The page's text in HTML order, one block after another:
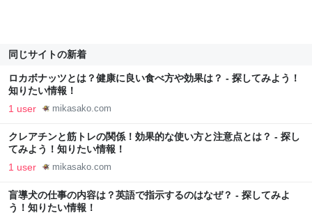
同じサイトの新着
ロカボナッツとは？健康に良い食べ方や効果は？ - 探してみよう！
知りたい情報！
1 user mikasako.com
クレアチンと筋トレの関係！効果的な使い方と注意点とは？ - 探し
てみよう！知りたい情報！
1 user mikasako.com
盲導犬の仕事の内容は？英語で指示するのはなぜ？ - 探してみよ
う！知りたい情報！